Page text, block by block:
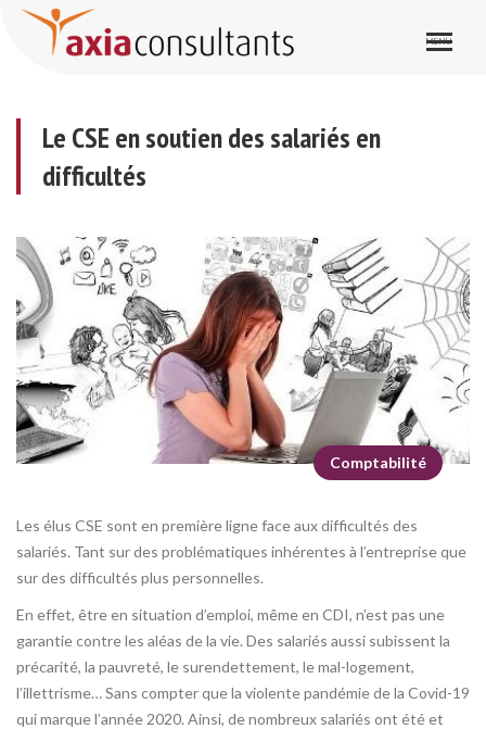
Le CSE en soutien des salariés en
difficultés
Comptabilité
Les élus CSE sont en première ligne face aux difficultés des
salariés. Tant sur des problématiques inhérentes à l’entreprise que
sur des difficultés plus personnelles.
En effet, être en situation d’emploi, même en CDI, n’est pas une
garantie contre les aléas de la vie. Des salariés aussi subissent la
précarité, la pauvreté, le surendettement, le mal-logement,
l’illettrisme… Sans compter que la violente pandémie de la Covid-19
qui marque l’année 2020. Ainsi, de nombreux salariés ont été et